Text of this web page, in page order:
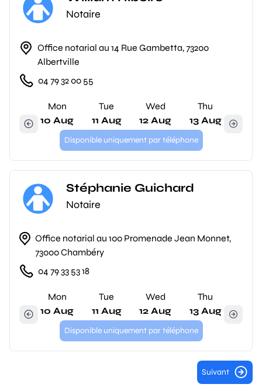
Notaire
Office notarial au 14 Rue Gambetta, 73200
Albertville
04 79 32 00 55
Mon
10 Aug
Tue
11 Aug
Wed
12 Aug
Thu
13 Aug
Disponible uniquement par téléphone
Stéphanie Guichard
Notaire
Office notarial au 100 Promenade Jean Monnet,
73000 Chambéry
04 79 33 53 18
Mon
10 Aug
Tue
11 Aug
Wed
12 Aug
Thu
13 Aug
Disponible uniquement par téléphone
Suivant